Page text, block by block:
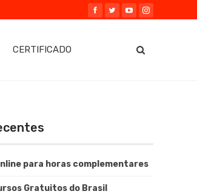
CERTIFICADO
para horas complementares
Gratuitos do Brasil